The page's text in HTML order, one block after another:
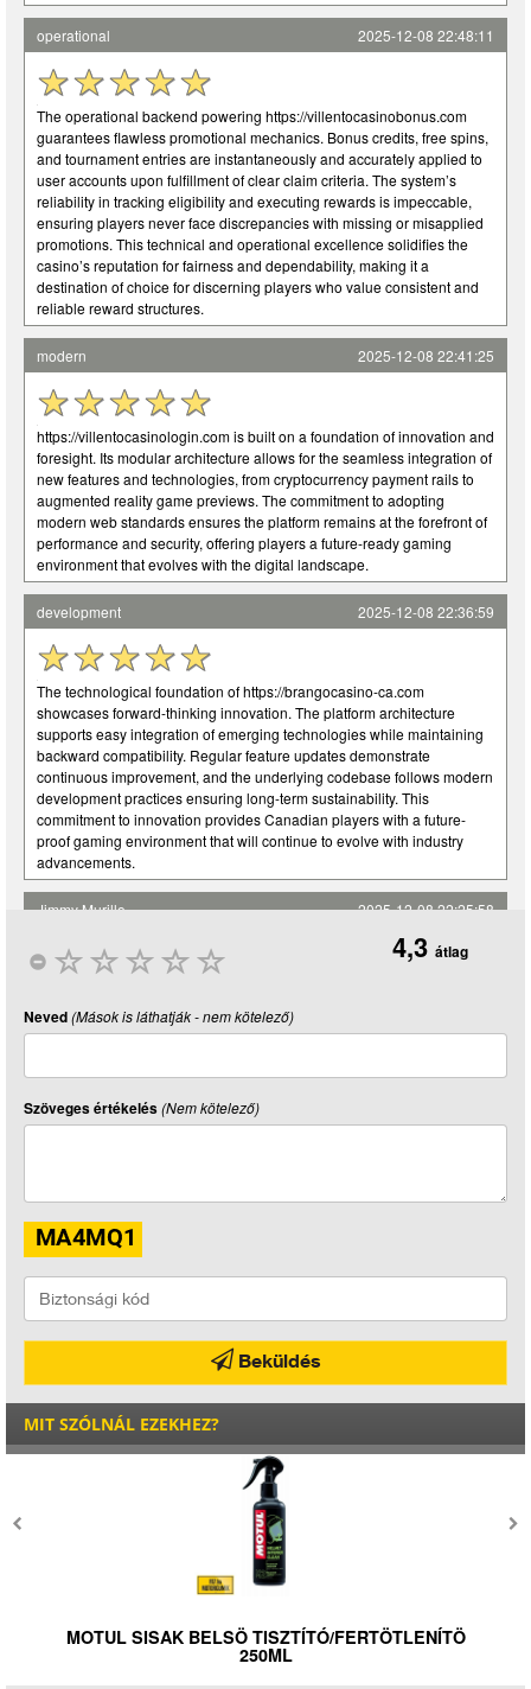
operational 2025-12-08 22:48:11
The operational backend powering https://villentocasinobonus.com
guarantees flawless promotional mechanics. Bonus credits, free spins,
and tournament entries are instantaneously and accurately applied to
user accounts upon fulfillment of clear claim criteria. The system’s
reliability in tracking eligibility and executing rewards is impeccable,
ensuring players never face discrepancies with missing or misapplied
promotions. This technical and operational excellence solidifies the
casino’s reputation for fairness and dependability, making it a
destination of choice for discerning players who value consistent and
reliable reward structures.
modern 2025-12-08 22:41:25
https://villentocasinologin.com is built on a foundation of innovation and
foresight. Its modular architecture allows for the seamless integration of
new features and technologies, from cryptocurrency payment rails to
augmented reality game previews. The commitment to adopting
modern web standards ensures the platform remains at the forefront of
performance and security, offering players a future-ready gaming
environment that evolves with the digital landscape.
development 2025-12-08 22:36:59
The technological foundation of https://brangocasino-ca.com
showcases forward-thinking innovation. The platform architecture
supports easy integration of emerging technologies while maintaining
backward compatibility. Regular feature updates demonstrate
continuous improvement, and the underlying codebase follows modern
development practices ensuring long-term sustainability. This
commitment to innovation provides Canadian players with a future-
proof gaming environment that will continue to evolve with industry
advancements.
Jimmy Murillo 2025-12-08 22:25:58
efficiency. The login process is stripped of all superfluous steps,
delivering a direct and fast path to your games. There's no bloated
gateway. This respect for the user's time is a rare and highly valued
experience.
Bmw R 1200 Rt... 6200 km. Mindenben tökéletesen jó... lenne, ha nem
Suzuki Vstrom 1050-n használom és 13.000 km-t mentem.Öt perce
2,2 mm-r van még. Legtöbbször két személlyel, hosszú túrákon, fullra
pakolva megyünk pályán (a lehető legkevesebbet), szerpentinen,
esőben, hidegben, melegben. A gumi tökéletesen tapad időjárási
körülményektől függetlenül. Én is azt javaslom, h a guminyomásra és a
4,3 átlag
Neved(Mások is láthatják - nem kötelező)
Szöveges értékelés(Nem kötelező)
Beküldés
MIT SZÓLNÁL EZEKHEZ?
MOTUL P3 DEFEKT SPRAY 300ML